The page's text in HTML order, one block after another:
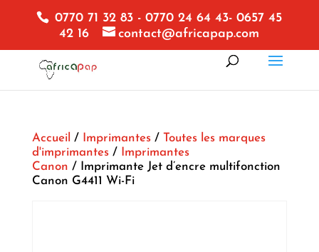
0770 71 32 83 - 0770 24 64 43- 0657 45
42 16
contact@africapap.com
Accueil / Imprimantes/ Toutes les marques
d'imprimantes/
Imprimantes
Canon / Imprimante Jet d’encre multifonction
Canon G4411 Wi-Fi